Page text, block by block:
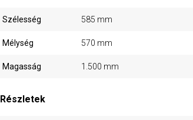
Szélesség 585 mm
Mélység 570 mm
Magasság 1.500 mm
Részletek